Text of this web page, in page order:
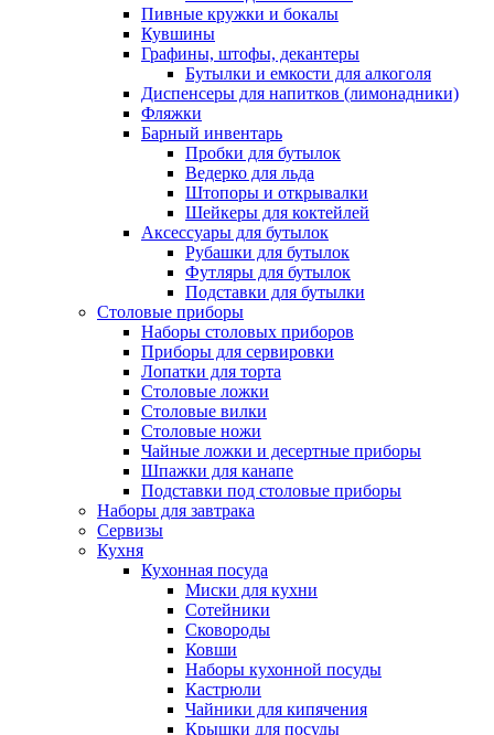
Пивные кружки и бокалы
Кувшины
Графины, штофы, декантеры
Бутылки и емкости для алкоголя
Диспенсеры для напитков (лимонадники)
Фляжки
Барный инвентарь
Пробки для бутылок
Ведерко для льда
Штопоры и открывалки
Шейкеры для коктейлей
Аксессуары для бутылок
Рубашки для бутылок
Футляры для бутылок
Подставки для бутылки
Столовые приборы
Наборы столовых приборов
Приборы для сервировки
Лопатки для торта
Столовые ложки
Столовые вилки
Столовые ножи
Чайные ложки и десертные приборы
Шпажки для канапе
Подставки под столовые приборы
Наборы для завтрака
Сервизы
Кухня
Кухонная посуда
Миски для кухни
Сотейники
Сковороды
Ковши
Наборы кухонной посуды
Кастрюли
Чайники для кипячения
Крышки для посуды